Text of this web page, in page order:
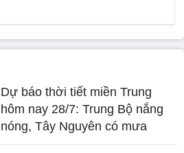
Dự báo thời tiết miền Trung
hôm nay 28/7: Trung Bộ nắng
nóng, Tây Nguyên có mưa